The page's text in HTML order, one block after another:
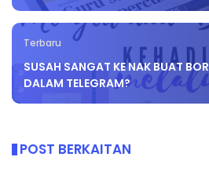
Terbaru
SUSAH SANGAT KE NAK BUAT
DALAM TELEGRAM?
POST BERKAITAN